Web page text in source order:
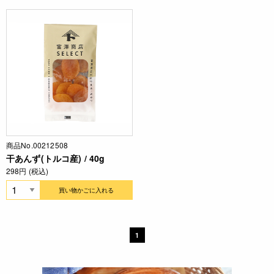
商品No.00212508
干あんず(トルコ産) / 40g
298円 (税込)
買い物かごに入れる
1